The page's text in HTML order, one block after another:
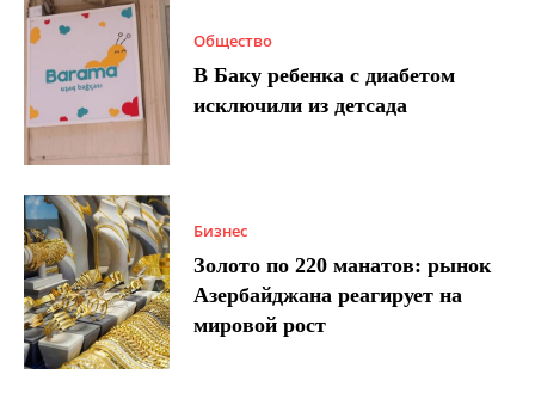
Общество
В Баку ребенка с диабетом
исключили из детсада
Бизнес
Золото по 220 манатов: рынок
Азербайджана реагирует на
мировой рост